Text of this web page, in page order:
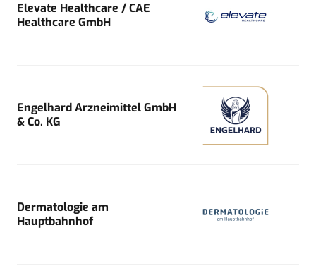
Elevate Healthcare / CAE
Healthcare GmbH
Engelhard Arzneimittel GmbH
& Co. KG
Dermatologie am
Hauptbahnhof